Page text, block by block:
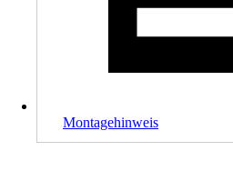
Montagehinweis